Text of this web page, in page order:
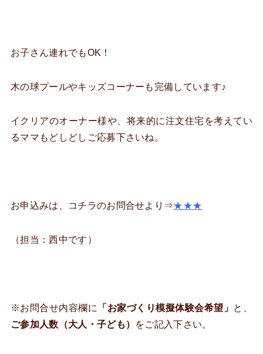
お子さん連れでもOK！
木の球プールやキッズコーナーも完備しています♪
イクリアのオーナー様や、将来的に注文住宅を考えてい
るママもどしどしご応募下さいね。
お申込みは、コチラのお問合せより⇒★★★
（担当：西中です）
※お問合せ内容欄に 「お家づくり模擬体験会希望」 と、
ご参加人数（大人・子ども）
をご記入下さい。